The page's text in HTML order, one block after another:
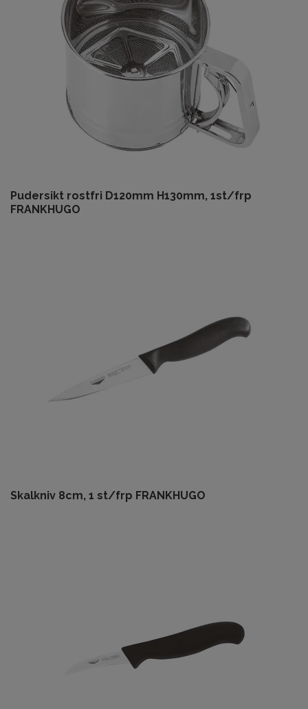
Pudersikt rostfri D120mm H130mm, 1st/frp
FRANKHUGO
Skalkniv 8cm, 1 st/frp FRANKHUGO